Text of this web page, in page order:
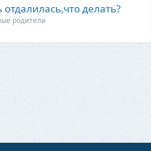
отдалилась,что делать?
родители